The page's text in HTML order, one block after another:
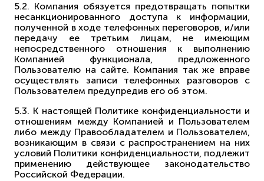
5.2. Компания обязуется предотвращать попытки
несанкционированного доступа к информации,
полученной в ходе телефонных переговоров, и/или
передачу ее третьим лицам, не имеющим
непосредственного отношения к выполнению
Компанией функционала, предложенного
Пользователю на сайте. Компания так же вправе
осуществлять записи телефонных разговоров с
Пользователем предупредив его об этом.
5.3. К настоящей Политике конфиденциальности и
отношениям между Компанией и Пользователем
либо между Правообладателем и Пользователем,
возникающим в связи с распространением на них
условий Политики конфиденциальности, подлежит
применению действующее законодательство
Российской Федерации.